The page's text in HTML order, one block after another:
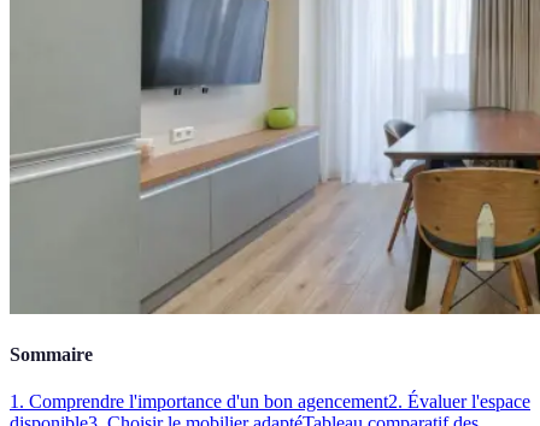
Sommaire
1. Comprendre l'importance d'un bon agencement2. Évaluer l'espace